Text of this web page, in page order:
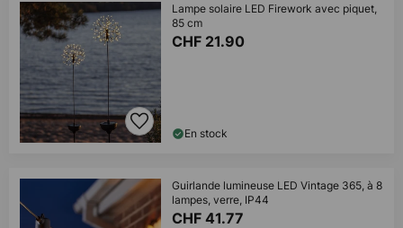
Lampe solaire LED Firework avec piquet,
85 cm
CHF 21.90
En stock
Guirlande lumineuse LED Vintage 365, à 8
lampes, verre, IP44
CHF 41.77